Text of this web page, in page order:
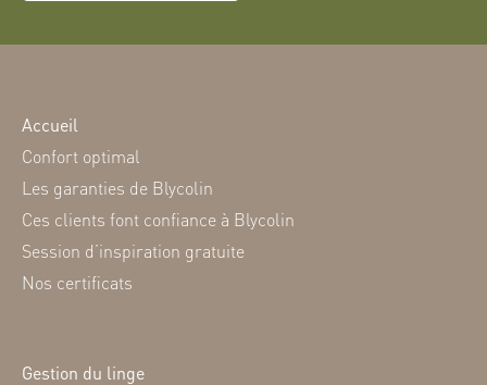
Accueil
Confort optimal
Les garanties de Blycolin
Ces clients font confiance à Blycolin
Session d’inspiration gratuite
Nos certificats
Gestion du linge